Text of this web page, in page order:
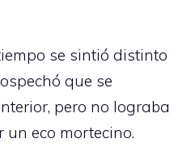
se sintió distinto
que se
pero no lograba
eco mortecino.